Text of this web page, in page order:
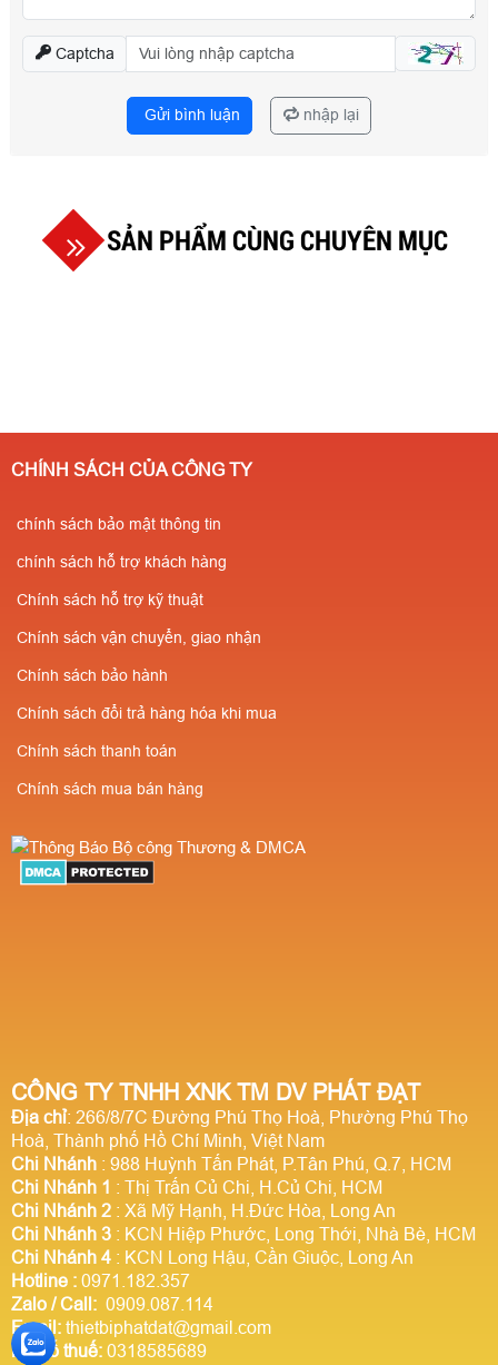
Captcha
Gửi bình luận nhập lại
SẢN PHẨM CÙNG CHUYÊN MỤC
CÔNG TY TNHH XNK TM DV PHÁT ĐẠT
Địa chỉ: 266/8/7C Đường Phú Thọ Hoà, Phường Phú Thọ
Hoà, Thành phố Hồ Chí Minh, Việt Nam
Chi Nhánh : 988 Huỳnh Tấn Phát, P.Tân Phú, Q.7, HCM
Chi Nhánh 1 : Thị Trấn Củ Chi, H.Củ Chi, HCM
Chi Nhánh 2 : Xã Mỹ Hạnh, H.Đức Hòa, Long An
Chi Nhánh 3 : KCN Hiệp Phước, Long Thới, Nhà Bè, HCM
Chi Nhánh 4 : KCN Long Hậu, Cần Giuộc, Long An
Hotline : 0971.182.357
Zalo / Call: 0909.087.114
Email: thietbiphatdat@gmail.com
Mã số thuế: 0318585689
CHÍNH SÁCH CỦA CÔNG TY
chính sách bảo mật thông tin
chính sách hỗ trợ khách hàng
Chính sách hỗ trợ kỹ thuật
Chính sách vận chuyển, giao nhận
Chính sách bảo hành
Chính sách đổi trả hàng hóa khi mua
Chính sách thanh toán
Chính sách mua bán hàng